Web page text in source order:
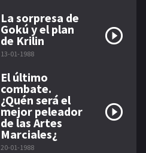
La sorpresa de
Gokú y el plan
de Krilin
13-01-1988
El último
combate.
¿Quén será el
mejor peleador
de las Artes
Marciales¿
20-01-1988